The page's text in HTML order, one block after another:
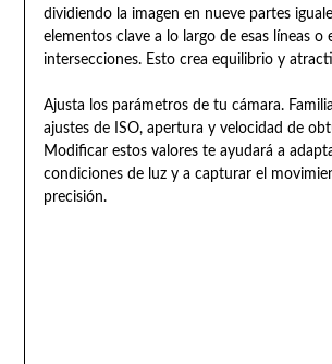
dividiendo la imagen en nueve partes
elementos clave a lo largo de esas líneas o
intersecciones. Esto crea equilibrio y
Ajusta los parámetros de tu cámara.
ajustes de ISO, apertura y velocidad de
Modificar estos valores te ayudará a
condiciones de luz y a capturar el
precisión.